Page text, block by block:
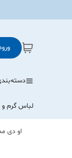
لباس گرم و
او دی